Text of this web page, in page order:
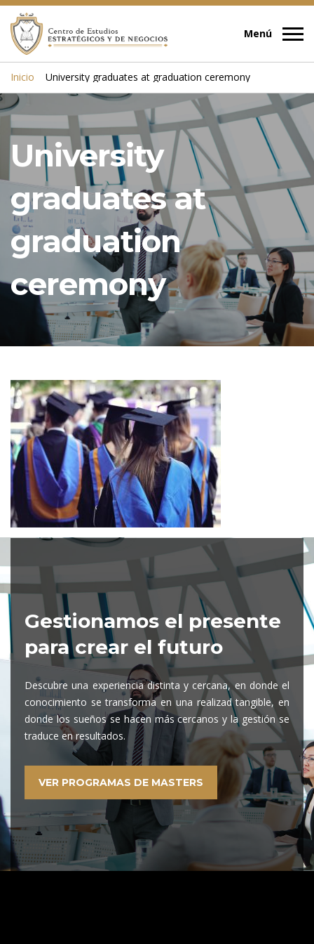
Inicio University graduates at graduation ceremony
University
graduates at
graduation
ceremony
Gestionamos el presente
para crear el futuro
Descubre una experiencia distinta y cercana, en donde el
conocimiento se transforma en una realizad tangible, en
donde los sueños se hacen más cercanos y la gestión se
traduce en resultados.
VER PROGRAMAS DE MASTERS